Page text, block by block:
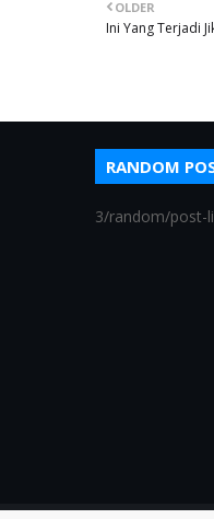
OLDER
Ini Yang Terjadi
RANDOM
3/random/post-